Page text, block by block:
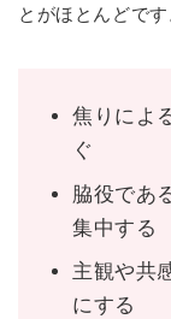
とがほとんどです
焦りによ
ぐ
脇役であ
集中する
主観や共
にする